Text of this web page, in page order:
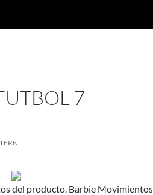
7
del producto. Barbie Movimientos